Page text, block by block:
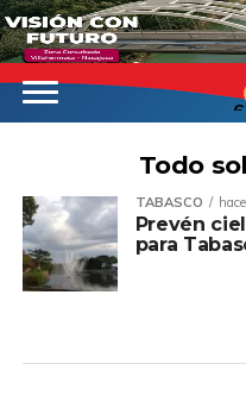
Todo
TABASCO
Prevén
para